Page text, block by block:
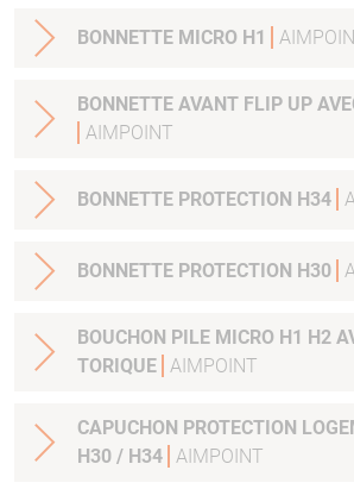
BONNETTE MICRO H1
BONNETTE AVANT FLIP UP
AIMPOINT
BONNETTE PROTECTION H34
BONNETTE PROTECTION H30
BOUCHON PILE MICRO H1 H2 AVEC JOINT
TORIQUE AIMPOINT
CAPUCHON PROTECTION
H30 / H34 AIMPOINT